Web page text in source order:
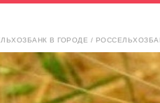
В ГОРОДЕ /